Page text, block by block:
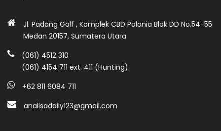
Jl. Padang Golf , Komplek CBD Polonia Blok DD No.54-55
Medan 20157, Sumatera Utara
(061) 4512 310
(061) 4154 711 ext. 411 (Hunting)
+62 811 6084 711
analisadaily123@gmail.com